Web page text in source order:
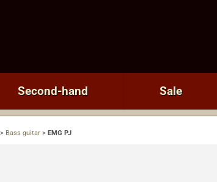
Second-hand Sale
> Bass guitar > EMG PJ